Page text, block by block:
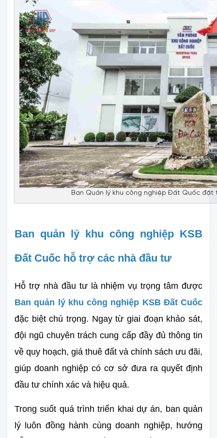
Ban Quản lý khu công nghiệp Đất Quốc
Ban quản lý khu công nghiệp KSB
Đất Cuốc hỗ trợ các nhà đầu tư
Ban quản lý khu công nghiệp KSB Đất Cuốc
đặc biệt chú trọng. Ngay từ giai đoạn khảo sát,
đội ngũ chuyên trách cung cấp đầy đủ thông tin
về quy hoạch, giá thuê đất và chính sách ưu đãi,
giúp doanh nghiệp có cơ sở đưa ra quyết định
đầu tư chính xác và hiệu quả.
Trong suốt quá trình triển khai dự án, ban quản
lý luôn đồng hành cùng doanh nghiệp, hướng